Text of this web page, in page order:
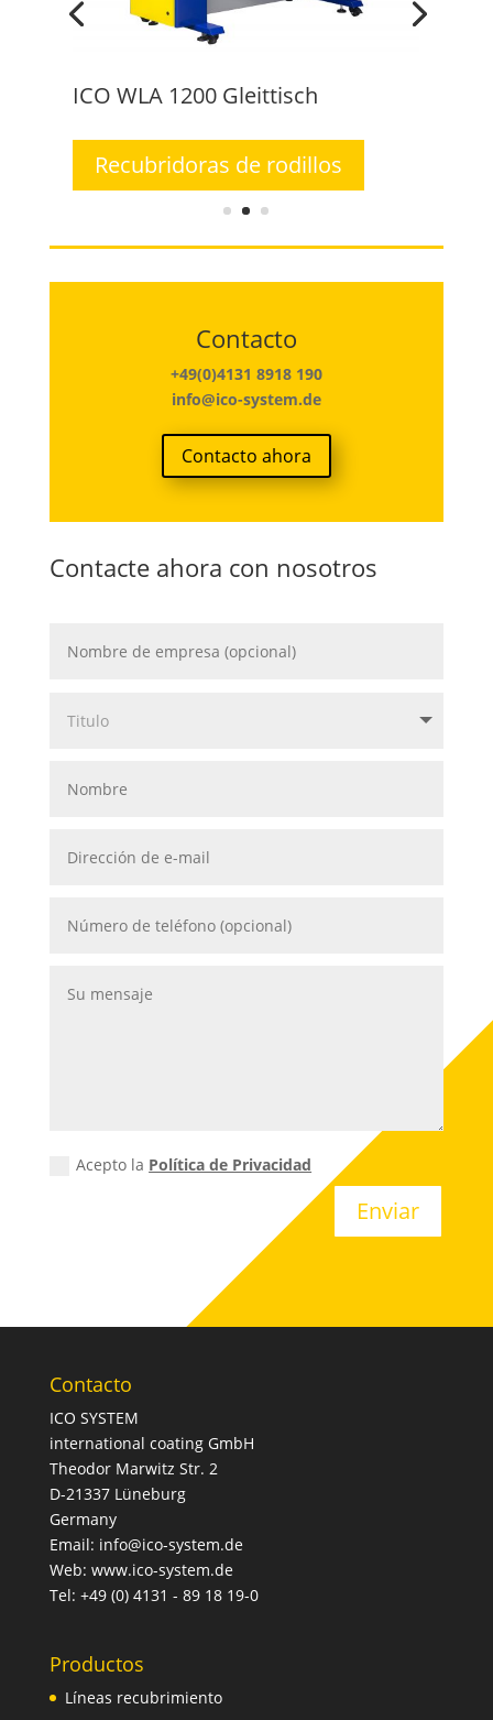
ICO WLA 1200 Gleittisch
Recubridoras de rodillos
Contacto
+49(0)4131 8918 190
info@ico-system.de
Contacto ahora
Contacte ahora con nosotros
Acepto la Política de Privacidad
Enviar
Contacto
ICO SYSTEM
international coating GmbH
Theodor Marwitz Str. 2
D-21337 Lüneburg
Germany
Email: info@ico-system.de
Web: www.ico-system.de
Tel: +49 (0) 4131 - 89 18 19-0
Productos
Líneas recubrimiento